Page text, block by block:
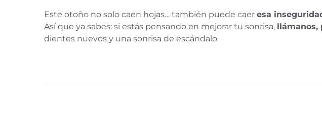
Este otoño no solo caen hojas… también puede caer esa
Así que ya sabes: si estás pensando en mejorar tu sonrisa, llámanos,
dientes nuevos y una sonrisa de escándalo.